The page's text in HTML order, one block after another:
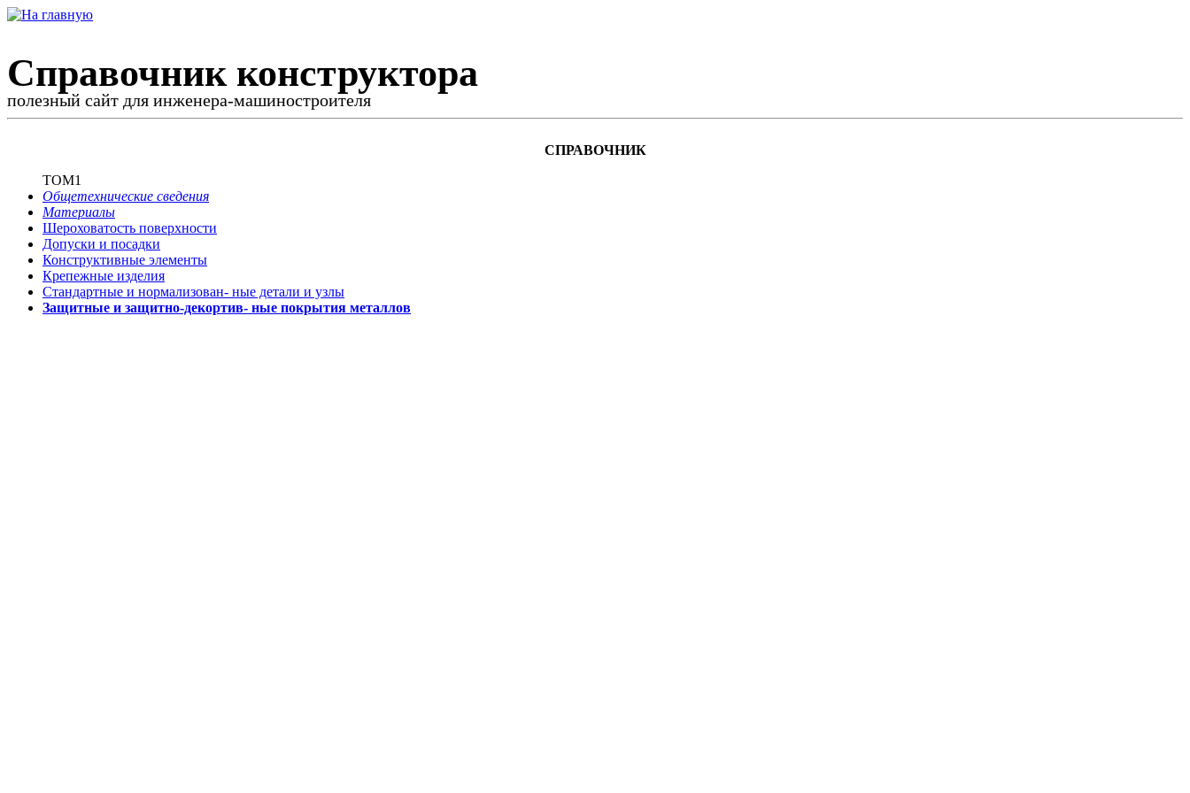
Справочник конструктора
полезный сайт для инженера-машиностроителя
СПРАВОЧНИК
ТОМ1
Общетехнические сведения
Материалы
Шероховатость поверхности
Допуски и посадки
Конструктивные элементы
Крепежные изделия
Стандартные и нормализован- ные детали и узлы
Защитные и защитно-декортив- ные покрытия металлов